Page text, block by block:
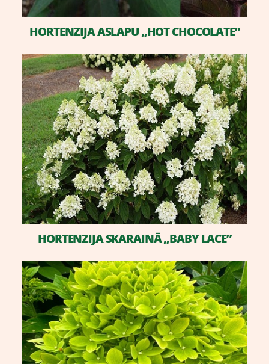
HORTENZIJA ASLAPU „HOT CHOCOLATE”
​HORTENZIJA SKARAINĀ „BABY LACE”